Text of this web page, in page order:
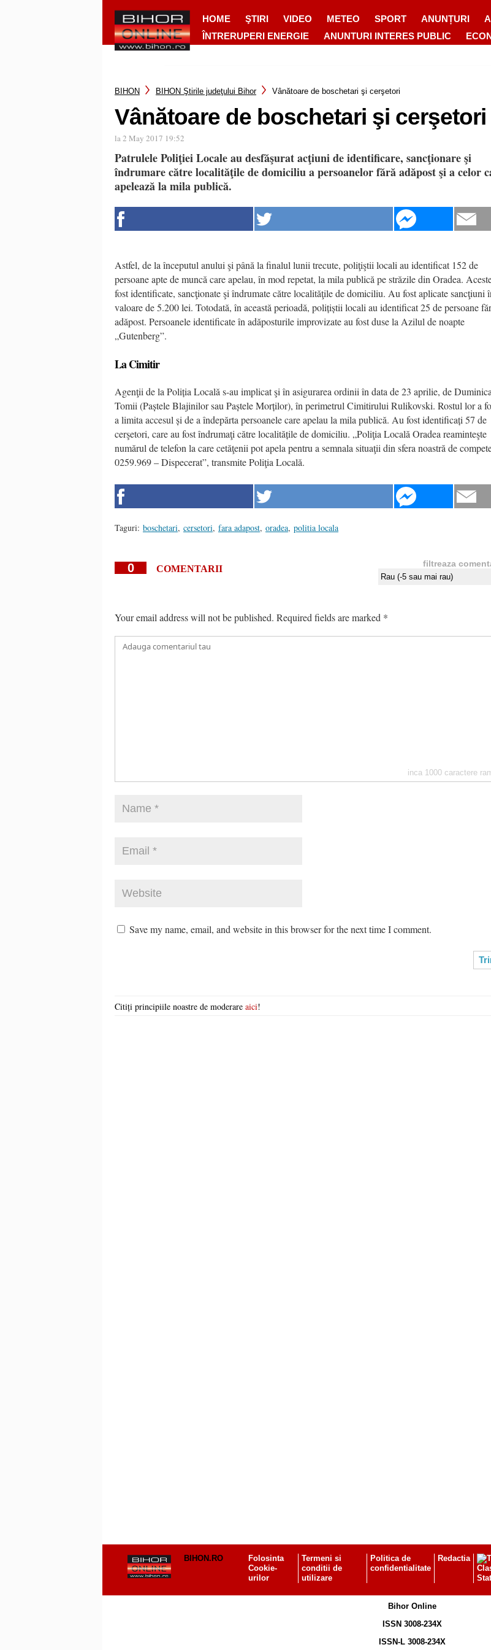
HOME ŞTIRI VIDEO METEO SPORT ANUNȚURI
ÎNTRERUPERI ENERGIE
ANUNTURI INTERES PUBLIC
BIHON BIHON Ştirile judeţului Bihor Vânătoare de boschetari şi cerşetori
Vânătoare de boschetari şi cerşetori
la 2 May 2017 19:52
Patrulele Poliţiei Locale au desfăşurat acţiuni de identificare, sancţionare şi
îndrumare către localităţile de domiciliu a persoanelor fără adăpost şi a celor
apelează la mila publică.
Astfel, de la începutul anului şi până la finalul lunii trecute, poliţiştii locali au identificat 152 de
persoane apte de muncă care apelau, în mod repetat, la mila publică pe străzile din Oradea.
fost identificate, sancţionate şi îndrumate către localităţile de domiciliu. Au fost aplicate sancţiuni
valoare de 5.200 lei. Totodată, în această perioadă, polițiștii locali au identificat 25 de persoane
adăpost. Persoanele identificate în adăposturile improvizate au fost duse la Azilul de noapte
„Gutenberg”.
La Cimitir
Agenţii de la Poliția Locală s-au implicat şi în asigurarea ordinii în data de 23 aprilie, de Duminica
Tomii (Paștele Blajinilor sau Paștele Morților), în perimetrul Cimitirului Rulikovski. Rostul lor a
a limita accesul și de a îndepărta persoanele care apelau la mila publică. Au fost identificați 57 de
cerşetori, care au fost îndrumaţi către localitățile de domiciliu. „Poliţia Locală Oradea reaminteşte
numărul de telefon la care cetăţenii pot apela pentru a semnala situaţii din sfera noastră de
0259.969 – Dispecerat”, transmite Poliţia Locală.
Taguri: boschetari, cersetori, fara adapost, oradea, politia locala
0 COMENTARII filtreaza
Your email address will not be published. Required fields are marked *
inca 1000 caractere
Save my name, email, and website in this browser for the next time I comment.
Citiți principiile noastre de moderare aici!
BIHON.RO
Folosinta
Cookie-
urilor
Termeni si
conditii de
utilizare
Politica de
confidentialitate
Redactia
Bihor Online
ISSN 3008-234X
ISSN-L 3008-234X